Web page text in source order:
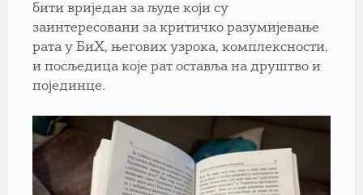
бити вриједан за људе који су
заинтересовани за критичко разумијевање
рата у БиХ, његових узрока, комплексности,
и посљедица које рат оставља на друштво и
појединце.